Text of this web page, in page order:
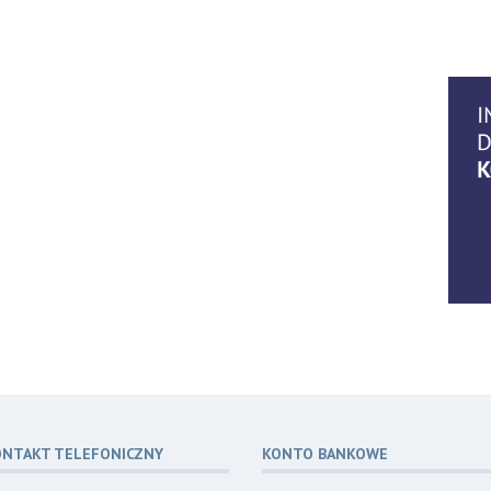
06
TELEFONICZNY KONTO BANKOWE